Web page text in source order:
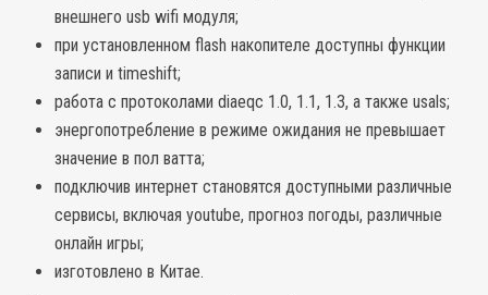
внешнего usb wifi модуля;
при установленном flash накопителе доступны функции
записи и timeshift;
работа с протоколами diaeqc 1.0, 1.1, 1.3, а также usals;
энергопотребление в режиме ожидания не превышает
значение в пол ватта;
подключив интернет становятся доступными различные
сервисы, включая youtube, прогноз погоды, различные
онлайн игры;
изготовлено в Китае.